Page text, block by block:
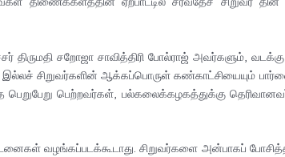
திருமதி சறோஜா சாவித்திரி போல்ராஜ் அவர்களும்,
இல்லச் சிறுவர்களின் ஆக்கப்பொருள் கண்காட்சியையும்
பெறுபேறு பெற்றவர்கள், பல்கலைக்கழகத்துக்கு
வழங்கப்படக்கூடாது. சிறுவர்களை அன்பாகப்